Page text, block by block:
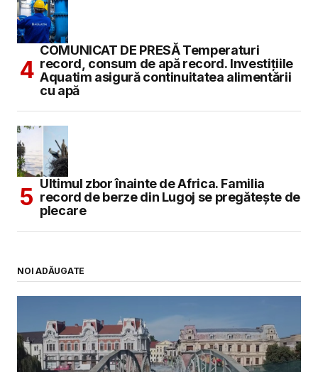
COMUNICAT DE PRESĂ Temperaturi
record, consum de apă record. Investițiile
Aquatim asigură continuitatea alimentării
cu apă
Ultimul zbor înainte de Africa. Familia
record de berze din Lugoj se pregătește de
plecare
NOI ADĂUGATE